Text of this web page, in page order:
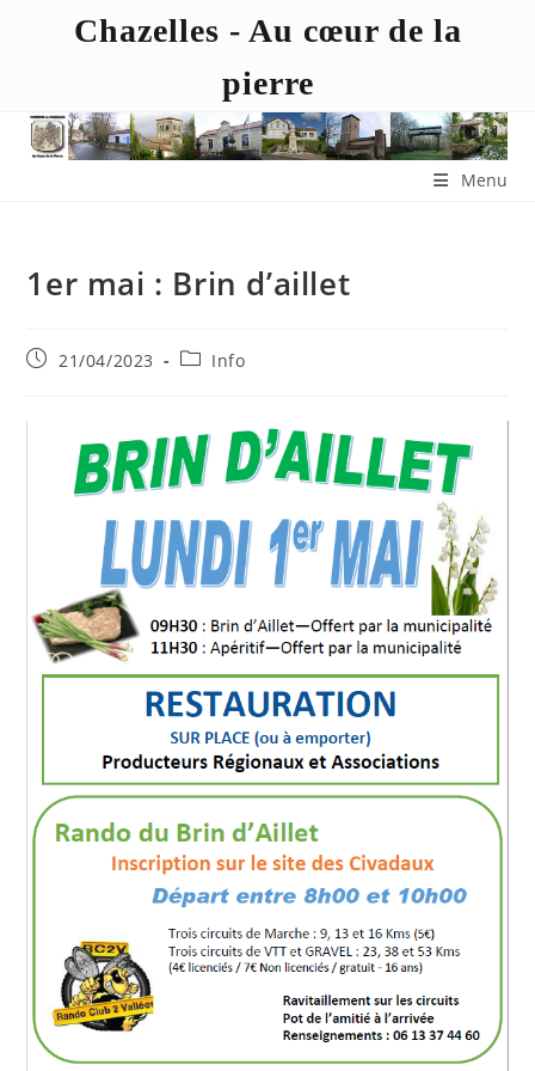
Chazelles - Au cœur de la
pierre
Menu
1er mai : Brin d’aillet
21/04/2023 Info